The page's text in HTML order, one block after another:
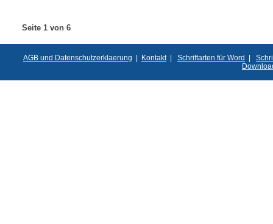
Seite 1 von 6
AGB und Datenschutzerklaerung | Kontakt| Schriftarten für Word |